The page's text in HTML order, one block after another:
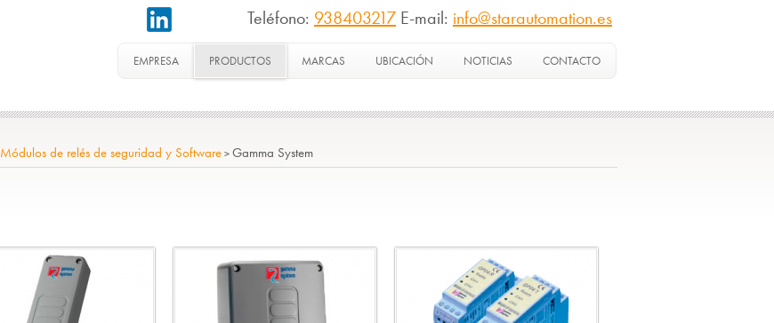
Teléfono: 938403217 E-mail: info@starautomation.es
EMPRESA PRODUCTOS MARCAS UBICACIÓN NOTICIAS CONTACTO
Módulos de relés de seguridad y Software>Gamma System